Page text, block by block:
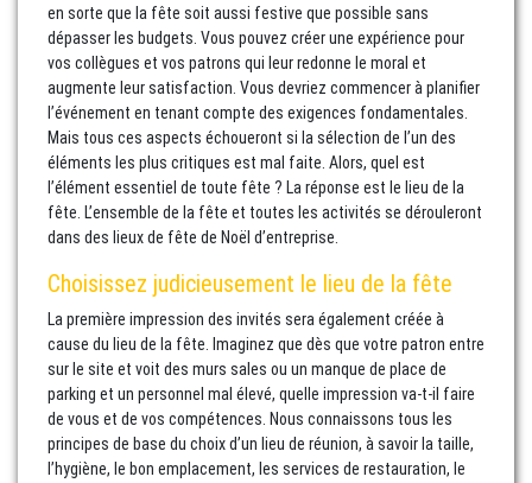
en sorte que la fête soit aussi festive que possible sans
dépasser les budgets. Vous pouvez créer une expérience pour
vos collègues et vos patrons qui leur redonne le moral et
augmente leur satisfaction. Vous devriez commencer à planifier
l’événement en tenant compte des exigences fondamentales.
Mais tous ces aspects échoueront si la sélection de l’un des
éléments les plus critiques est mal faite. Alors, quel est
l’élément essentiel de toute fête ? La réponse est le lieu de la
fête. L’ensemble de la fête et toutes les activités se dérouleront
dans des lieux de fête de Noël d’entreprise.
Choisissez judicieusement le lieu de la fête
La première impression des invités sera également créée à
cause du lieu de la fête. Imaginez que dès que votre patron entre
sur le site et voit des murs sales ou un manque de place de
parking et un personnel mal élevé, quelle impression va-t-il faire
de vous et de vos compétences. Nous connaissons tous les
principes de base du choix d’un lieu de réunion, à savoir la taille,
l’hygiène, le bon emplacement, les services de restauration, le